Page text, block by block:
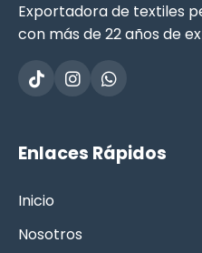
Exportadora de textiles
con más de 22 años de
Enlaces Rápidos
Inicio
Nosotros